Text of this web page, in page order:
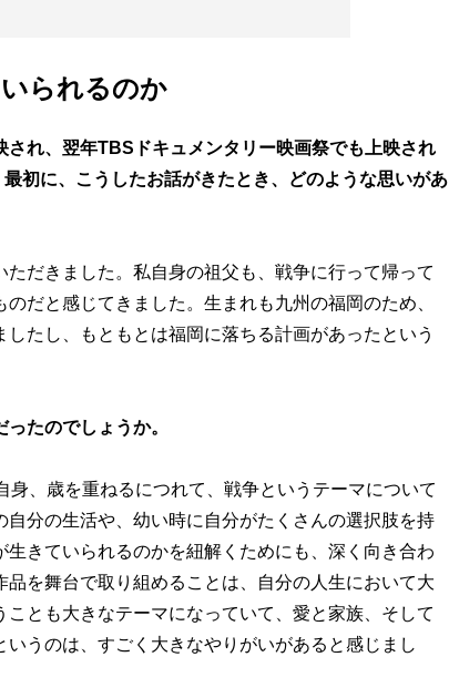
られるのか
れ、翌年TBSドキュメンタリー映画祭でも上映され
初に、こうしたお話がきたとき、どのような思いがあ
だきました。私自身の祖父も、戦争に行って帰って
だと感じてきました。生まれも九州の福岡のため、
たし、もともとは福岡に落ちる計画があったという
たのでしょうか。
、歳を重ねるにつれて、戦争というテーマについて
分の生活や、幼い時に自分がたくさんの選択肢を持
きていられるのかを紐解くためにも、深く向き合わ
を舞台で取り組めることは、自分の人生において大
とも大きなテーマになっていて、愛と家族、そして
うのは、すごく大きなやりがいがあると感じまし